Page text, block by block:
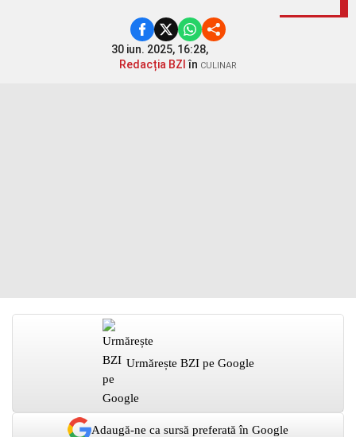
30 iun. 2025, 16:28,
Redacția BZI în CULINAR
Urmărește BZI pe Google
Adaugă-ne ca sursă preferată în Google